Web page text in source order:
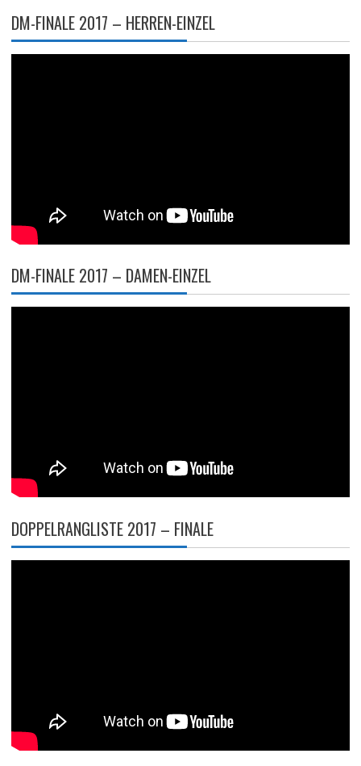
DM-FINALE 2017 – HERREN-EINZEL
DM-FINALE 2017 – DAMEN-EINZEL
DOPPELRANGLISTE 2017 – FINALE